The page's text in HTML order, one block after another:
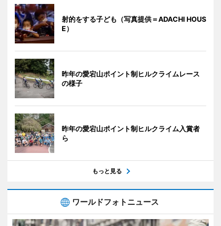
射的をする子ども（写真提供＝ADACHI HOUS
E）
昨年の愛宕山ポイント制ヒルクライムレース
の様子
昨年の愛宕山ポイント制ヒルクライム入賞者
ら
もっと見る
ワールドフォトニュース